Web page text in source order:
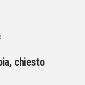
chiesto